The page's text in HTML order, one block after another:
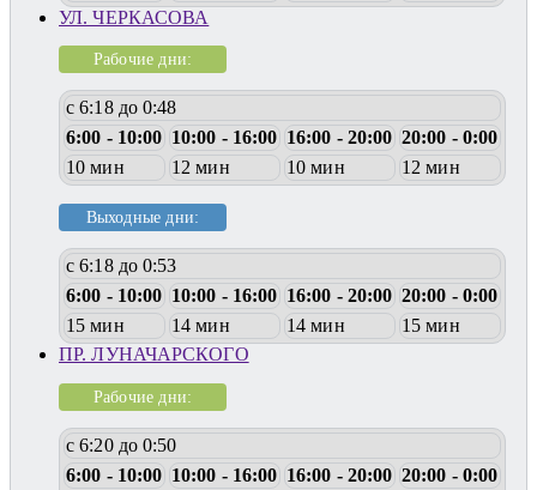
УЛ. ЧЕРКАСОВА
Рабочие дни:
с 6:18 до 0:48
6:00 - 10:00 10:00 - 16:00 16:00 - 20:00 20:00 - 0:00
10 мин
12 мин 10 мин 12 мин
Выходные дни:
с 6:18 до 0:53
6:00 - 10:00 10:00 - 16:00 16:00 - 20:00 20:00 - 0:00
15 мин
14 мин 14 мин
15 мин
ПР. ЛУНАЧАРСКОГО
Рабочие дни:
с 6:20 до 0:50
6:00 - 10:00 10:00 - 16:00 16:00 - 20:00 20:00 - 0:00